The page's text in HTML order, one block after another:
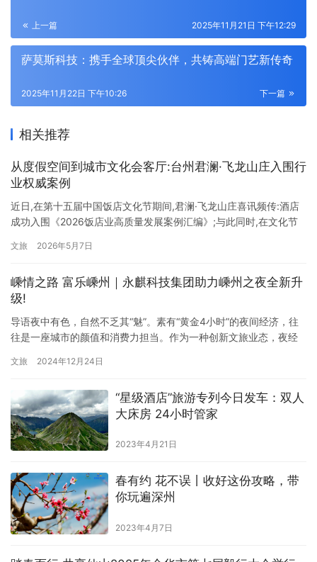
上一篇 2025年11月21日 下午12:29
萨莫斯科技：携手全球顶尖伙伴，共铸高端门艺新传奇
下一篇
2025年11月22日 下午10:26
相关推荐
从度假空间到城市文化会客厅:台州君澜·飞龙山庄入围行
业权威案例
近日,在第十五届中国饭店文化节期间,君澜·飞龙山庄喜讯频传:酒店
成功入围《2026饭店业高质量发展案例汇编》;与此同时,在文化节
100万元,实现了品牌荣誉与市场业绩的双丰收。 一、权威背书:入围
的特色服务范式,从全国众多参评酒店中…
文旅 2026年5月7日
嵊情之路 富乐嵊州｜永麒科技集团助力嵊州之夜全新升
级!
导语夜中有色，自然不乏其“魅”。素有“黄金4小时”的夜间经济，往
往是一座城市的颜值和消费力担当。作为一种创新文旅业态，夜经
立文化自信、讲好中国故事的要素之一，同时，也隐藏着安居乐业
擎。 嵊州之夜再升级！ 夯实“月满剡溪”夜经济名片 嵊州，越剧发
源…
文旅 2024年12月24日
“星级酒店”旅游专列今日发车：双人
大床房 24小时管家
2023年4月21日
春有约 花不误丨收好这份攻略，带
你玩遍深州
2023年4月7日